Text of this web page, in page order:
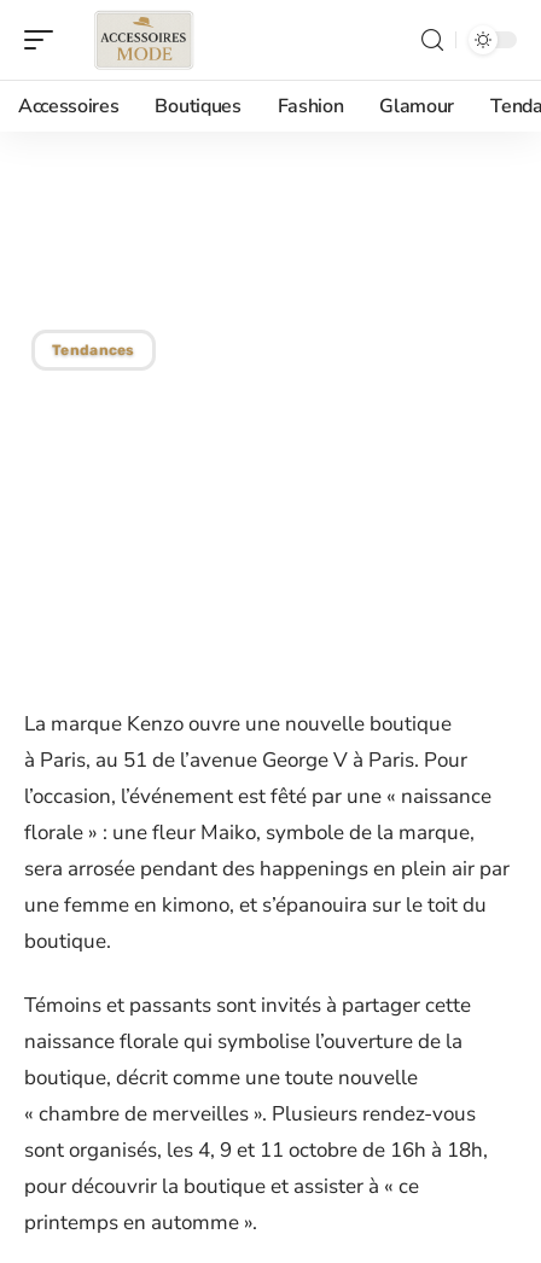
Accessoires Boutiques Fashion Glamour
Tendances
La marque Kenzo ouvre une nouvelle boutique
à Paris, au 51 de l’avenue George V à Paris. Pour
l’occasion, l’événement est fêté par une « naissance
florale » : une fleur Maiko, symbole de la marque,
sera arrosée pendant des happenings en plein air par
une femme en kimono, et s’épanouira sur le toit du
boutique.
Témoins et passants sont invités à partager cette
naissance florale qui symbolise l’ouverture de la
boutique, décrit comme une toute nouvelle
« chambre de merveilles ». Plusieurs rendez-vous
sont organisés, les 4, 9 et 11 octobre de 16h à 18h,
pour découvrir la boutique et assister à « ce
printemps en automme ».